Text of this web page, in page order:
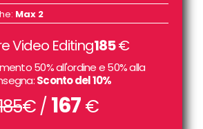
: Max 2
Video Editing185€
50% all'ordine e 50% alla
Sconto del 10%
€ / 167 €